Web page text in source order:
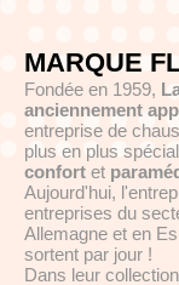
MARQUE
Fondée en 1959,
anciennement
entreprise de
plus en plus
confort et
Aujourd'hui,
entreprises du
Allemagne et en
sortent par jour !
Dans leur